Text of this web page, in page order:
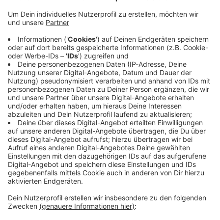
Anzeige
Weil ein erster Teil der Umbauten schon heute
durchgeführt wird, bleibt das
Berufsinformationszentrum deshalb ganztägig
geschlossen. Morgen, am Dienstag, öffnet das
Berufs-Beratungsangebot wieder zu den gewohnten
Öffnungszeiten von 8 bis 15 Uhr 30. Außerdem stellt
die Agentur für Arbeit auch ein digitales Angebot zur
Verfügung.Das findet ihr hier.
Anzeige